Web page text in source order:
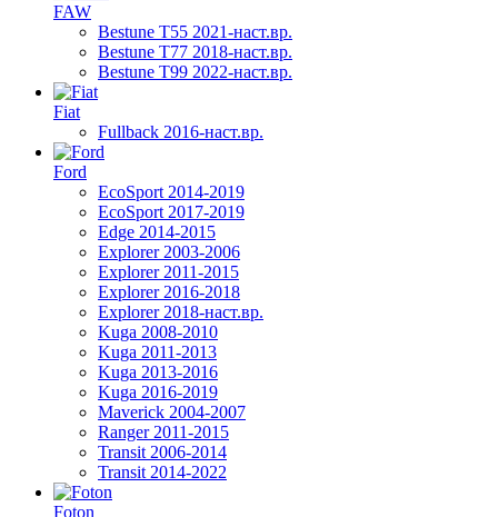
FAW
Bestune T55 2021-наст.вр.
Bestune T77 2018-наст.вр.
Bestune T99 2022-наст.вр.
Fiat
Fullback 2016-наст.вр.
Ford
EcoSport 2014-2019
EcoSport 2017-2019
Edge 2014-2015
Explorer 2003-2006
Explorer 2011-2015
Explorer 2016-2018
Explorer 2018-наст.вр.
Kuga 2008-2010
Kuga 2011-2013
Kuga 2013-2016
Kuga 2016-2019
Maverick 2004-2007
Ranger 2011-2015
Transit 2006-2014
Transit 2014-2022
Foton